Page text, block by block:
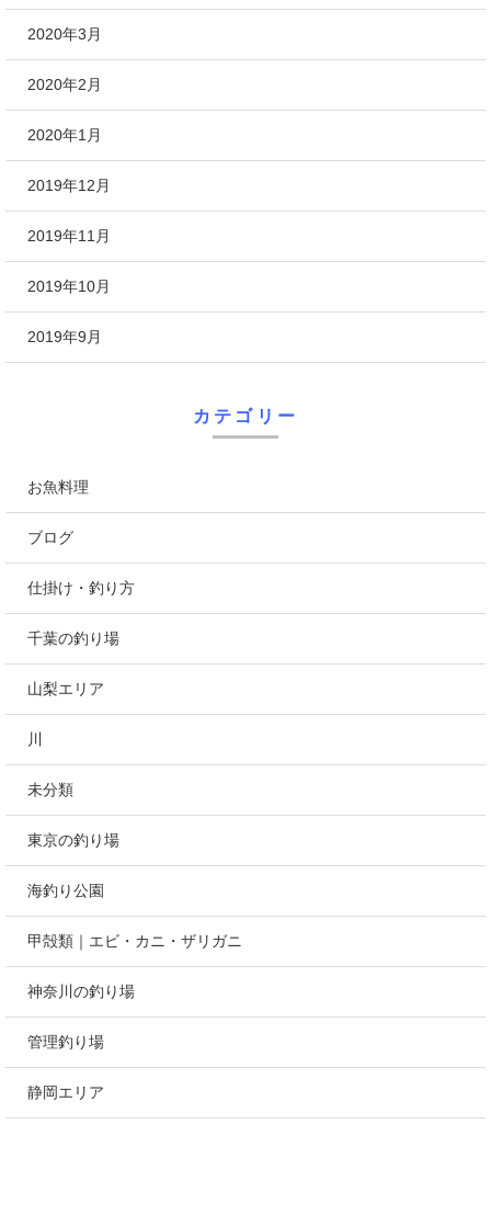
2020年3月
2020年2月
2020年1月
2019年12月
2019年11月
2019年10月
2019年9月
カテゴリー
お魚料理
ブログ
仕掛け・釣り方
千葉の釣り場
山梨エリア
川
未分類
東京の釣り場
海釣り公園
甲殻類｜エビ・カニ・ザリガニ
神奈川の釣り場
管理釣り場
静岡エリア